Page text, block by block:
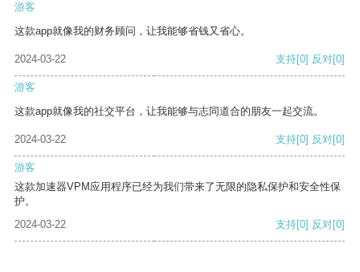
游客
这款app就像我的财务顾问，让我能够省钱又省心。
2024-03-22 支持[0] 反对[0]
游客
这款app就像我的社交平台，让我能够与志同道合的朋友一起交流。
2024-03-22 支持[0] 反对[0]
游客
这款加速器VPM应用程序已经为我们带来了无限的隐私保护和安全性保
护。
2024-03-22
支持[0] 反对[0]